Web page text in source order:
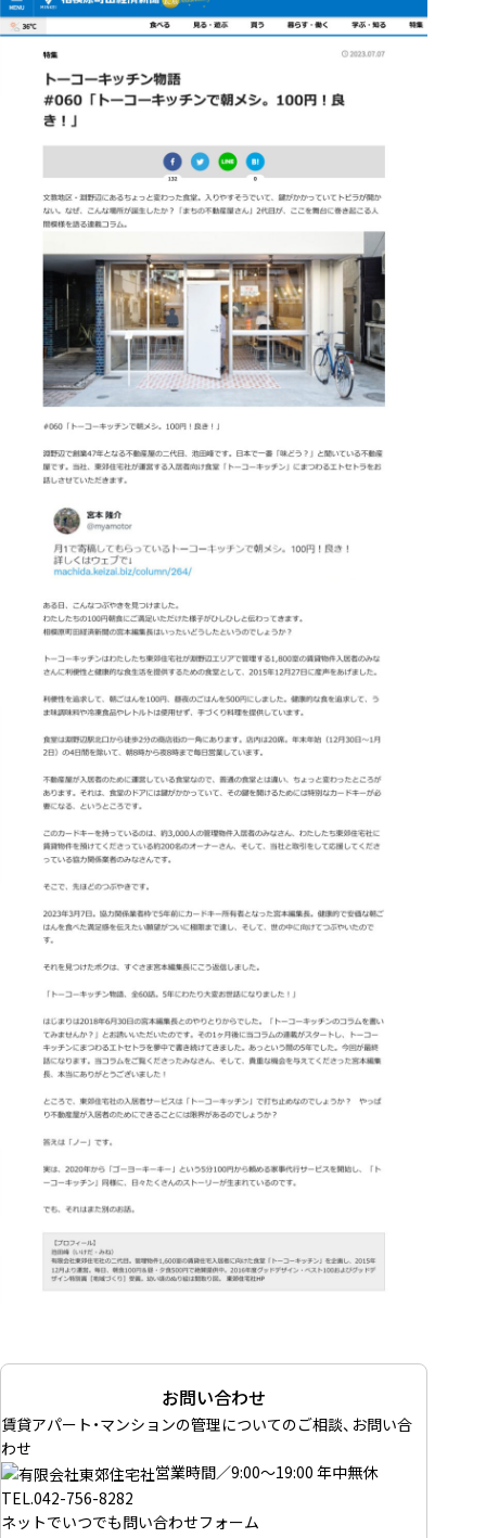
お問い合わせ
賃貸アパート・マンションの管理についてのご相談、お問い合
わせ
営業時間／9:00～19:00 年中無休
TEL.042-756-8282
ネットでいつでも問い合わせフォーム